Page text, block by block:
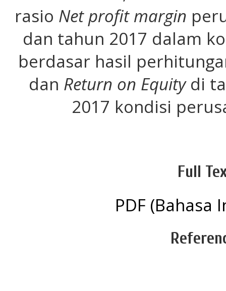
rasio Net profit margin
dan tahun 2017 dalam
berdasar hasil
dan Return on Equity di
2017 kondisi
Full
PDF (Bahasa